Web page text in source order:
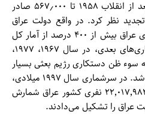
دارد. با این حال، این رقم را بعد از انقلاب ۱۹۵۸ تا ۵۶۷٫۰۰۰ صادر
نظر کرد. در واقع دولت عراق
اعتراف کرد که جمعیت ترکمن‌های عراق بیش از ۴۰۰ درصد از آمار کل
سال گذشته بود‌هاست. سرشماری‌‌های بعدی، در سال ۱۹۶۷، ۱۹۷۷،
توجه به سوء ظن دستکاری رژیم بعثی بسیار
غیرقابل اعتماد در نظر گرفته می‌شد. در سرشماری سال ۱۹۹۷ میلادی،
۶۰۰٬۰۰۰ ترکمن از کل جمعیت ۲۲٬۰۱۷٬۹۸۳ نفری کشور عراق شمارش